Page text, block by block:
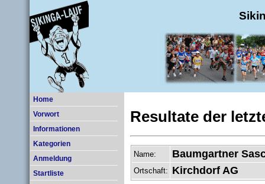
Home
Vorwort
Informationen
Kategorien
Anmeldung
Startliste
Resultate der
Name: Baumgartner
Ortschaft: Kirchdorf AG